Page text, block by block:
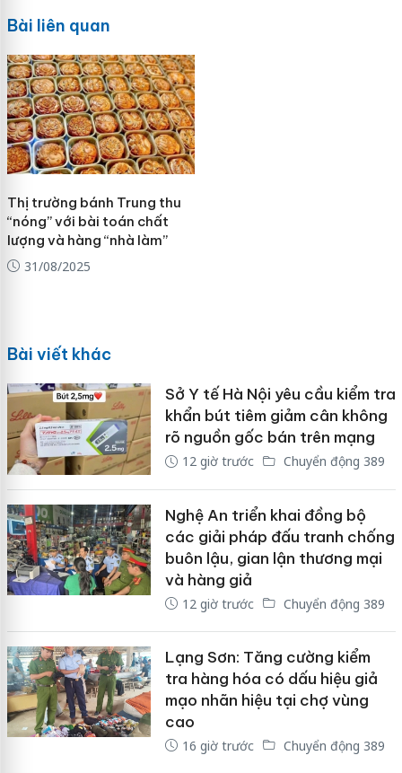
Bài liên quan
Thị trường bánh Trung thu
“nóng” với bài toán chất
lượng và hàng “nhà làm”
31/08/2025
Bài viết khác
Sở Y tế Hà Nội yêu cầu kiểm tra
khẩn bút tiêm giảm cân không
rõ nguồn gốc bán trên mạng
12 giờ trước Chuyển động 389
Nghệ An triển khai đồng bộ
các giải pháp đấu tranh chống
buôn lậu, gian lận thương mại
và hàng giả
12 giờ trước Chuyển động 389
Lạng Sơn: Tăng cường kiểm
tra hàng hóa có dấu hiệu giả
mạo nhãn hiệu tại chợ vùng
cao
16 giờ trước Chuyển động 389